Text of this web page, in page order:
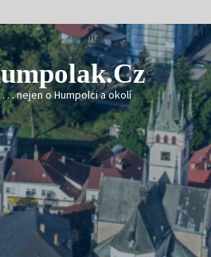
. . . nejen o Humpolci a okolí